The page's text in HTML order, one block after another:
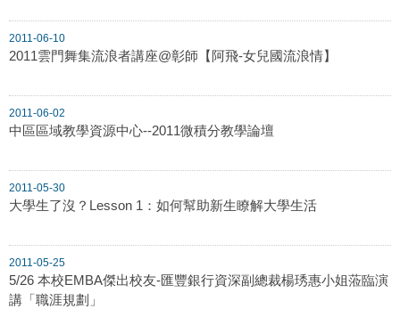
2011-06-10
2011雲門舞集流浪者講座@彰師【阿飛-女兒國流浪情】
2011-06-02
中區區域教學資源中心--2011微積分教學論壇
2011-05-30
大學生了沒？Lesson 1：如何幫助新生瞭解大學生活
2011-05-25
5/26 本校EMBA傑出校友-匯豐銀行資深副總裁楊琇惠小姐蒞臨演
講「職涯規劃」